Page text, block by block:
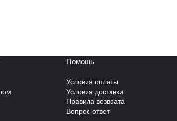
Помощь
Условия оплаты
Условия доставки
Правила возврата
Вопрос-ответ